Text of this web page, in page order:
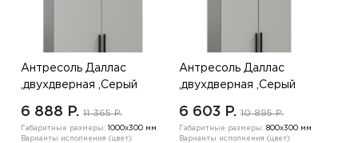
Антресоль Даллас
,двухдверная ,Серый
6 888 P. 11 365 P.
Габаритные размеры:
1000х300 мм
Варианты исполнения (цвет):
Антресоль Даллас
,двухдверная ,Серый
6 603 P. 10 895 P.
Габаритные размеры: 800х300 мм
Варианты исполнения (цвет):